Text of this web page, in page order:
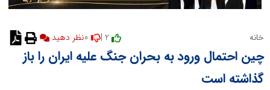
خانه نظر دهید
چین احتمال ورود به بحران جنگ علیه ایران را باز
گذاشته است